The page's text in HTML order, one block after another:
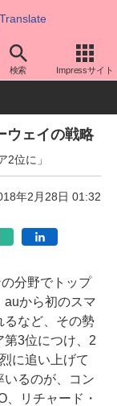
Translate
検索 Impressサイト
ウェイの戦略
2位に」
年2月28日 01:32
分野でトップ
auから初のスマ
るなど、その勢
第3位につけ、2
に追い上げて
いるのが、コン
リチャード・